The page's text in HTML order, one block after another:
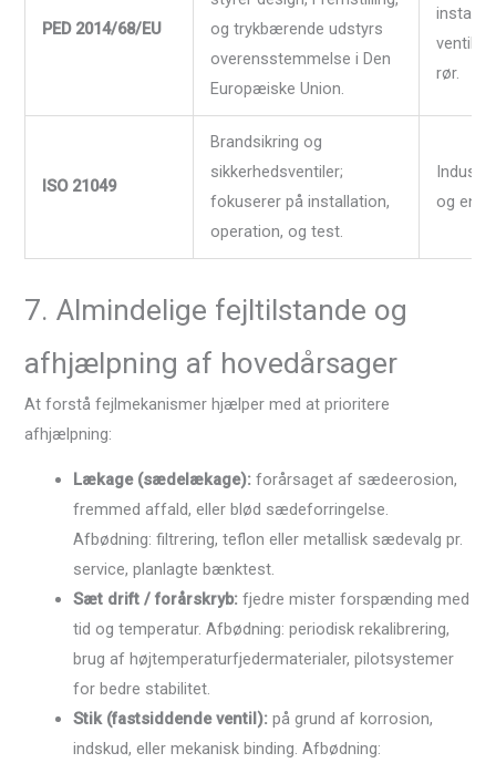
PED 2014/68/EU
og trykbærende udstyrs
overensstemmelse i Den
Europæiske Union.
rør.
ISO 21049
Brandsikring og
sikkerhedsventiler;
fokuserer på installation,
operation, og test.
og
7. Almindelige fejltilstande og
afhjælpning af hovedårsager
At forstå fejlmekanismer hjælper med at prioritere
afhjælpning:
Lækage (sædelækage): forårsaget af sædeerosion,
fremmed affald, eller blød sædeforringelse.
Afbødning: filtrering, teflon eller metallisk sædevalg pr.
service, planlagte bænktest.
Sæt drift / forårskryb: fjedre mister forspænding med
tid og temperatur. Afbødning: periodisk rekalibrering,
brug af højtemperaturfjedermaterialer, pilotsystemer
for bedre stabilitet.
Stik (fastsiddende ventil): på grund af korrosion,
indskud, eller mekanisk binding. Afbødning: